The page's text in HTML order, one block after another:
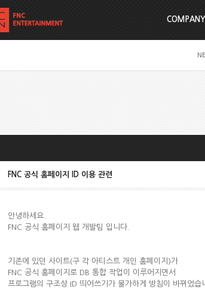
COMPANY
FNC 공식 홈페이지 ID 이용 관련
안녕하세요.
FNC 공식 홈페이지 웹 개발팀 입니다.
기존에 있던 사이트(구 각 아티스트 개인 홈페이지)가
FNC 공식 홈페이지로 DB 통합 작업이 이루어지면서
프로그램의 구조상 ID 띄어쓰기가 불가하게 방침이 바뀌었습